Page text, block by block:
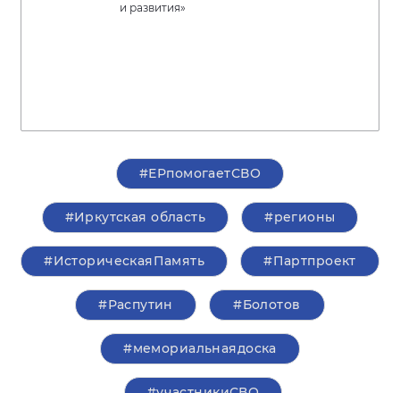
и развития»
#ЕРпомогаетСВО
#Иркутская область #регионы
#ИсторическаяПамять #Партпроект
#Распутин #Болотов
#мемориальнаядоска